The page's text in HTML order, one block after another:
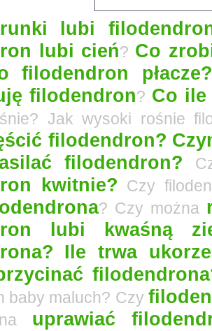
lubi
lubi cień? Co
filodendron
filodendron? Co ile
Jak wysoki rośnie
filodendron?
filodendron?
kwitnie? Czy
? Czy można
lubi kwaśną
Ile trwa
baby maluch? Czy
uprawiać